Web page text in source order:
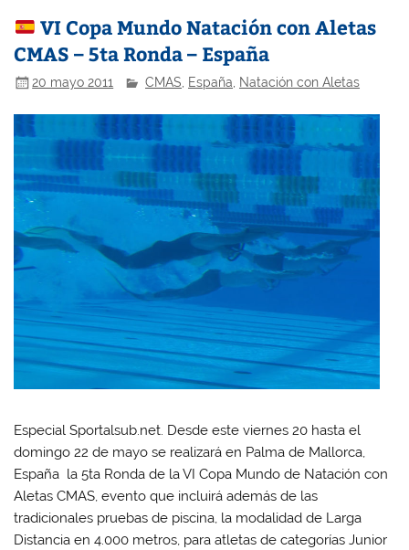
VI Copa Mundo Natación con Aletas
CMAS – 5ta Ronda – España
20 mayo 2011 CMAS España Natación con Aletas
Especial Sportalsub.net. Desde este viernes 20 hasta el
domingo 22 de mayo se realizará en Palma de Mallorca,
España la 5ta Ronda de la VI Copa Mundo de Natación con
Aletas CMAS, evento que incluirá además de las
tradicionales pruebas de piscina, la modalidad de Larga
Distancia en 4.000 metros, para atletas de categorías Junior